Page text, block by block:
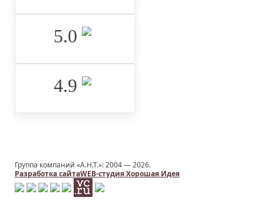
5.0 ‌
4.9 ‌
Группа компаний «А.Н.Т.»: 2004 —2026.
Разработка сайтаWEB-студия Хорошая Идея
Заказать услугу